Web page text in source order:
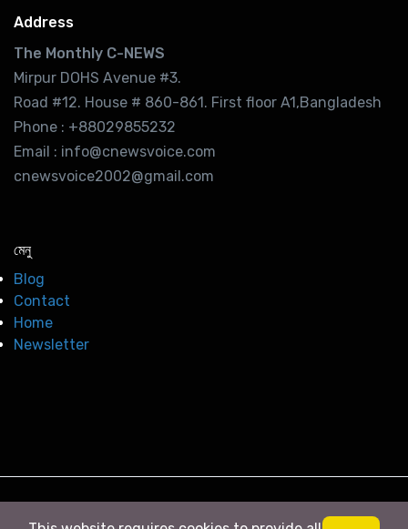
Address
The Monthly C-NEWS
Mirpur DOHS Avenue #3.
Road #12. House # 860-861. First floor A1,Bangladesh
Phone : +88029855232
Email : info@cnewsvoice.com
cnewsvoice2002@gmail.com
মেনু
Blog
Contact
Home
Newsletter